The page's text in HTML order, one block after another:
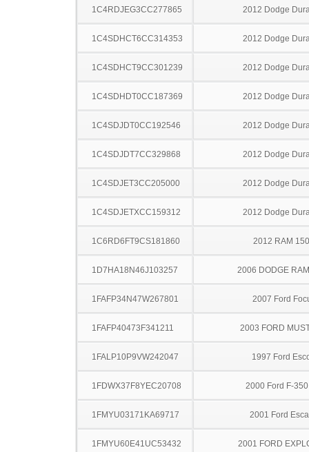
1C4RDJEG3CC277865 2012 Dodge
1C4SDHCT6CC314353 2012 Dodge
1C4SDHCT9CC301239 2012 Dodge
1C4SDHDT0CC187369 2012 Dodge
1C4SDJDT0CC192546 2012 Dodge
1C4SDJDT7CC329868 2012 Dodge
1C4SDJET3CC205000 2012 Dodge
1C4SDJETXCC159312 2012 Dodge
1C6RD6FT9CS181860 2012 RAM
1D7HA18N46J103257 2006 DODGE
1FAFP34N47W267801 2007 Ford
1FAFP40473F341211 2003 FORD
1FALP10P9VW242047 1997 Ford
1FDWX37F8YEC20708 2000 Ford F-
1FMYU03171KA69717 2001 Ford
1FMYU60E41UC53432 2001 FORD